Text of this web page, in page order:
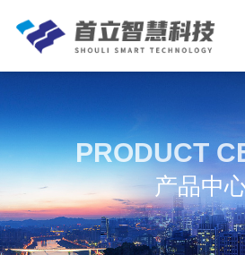
PRODUCT
产品中